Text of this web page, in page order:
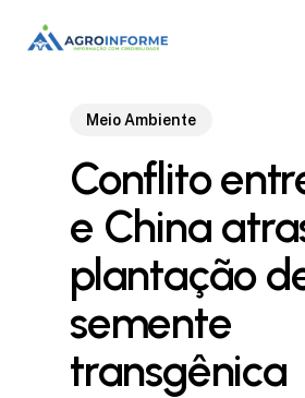
Meio Ambiente
Conflito
e China
plantação
semente
transgênica